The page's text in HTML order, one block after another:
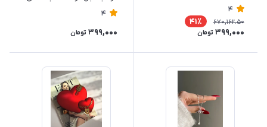
4
670,162.50 41٪
399,000 تومان
4
399,000 تومان